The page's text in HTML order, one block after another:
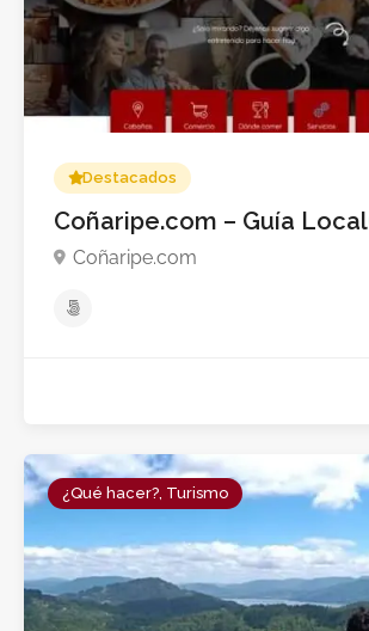
Destacados
Coñaripe.com – Guía Local
Coñaripe.com
¿Qué hacer?, Turismo